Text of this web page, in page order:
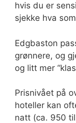
hvis du er
sjekke hva
Edgbaston
grønnere, og
og litt mer
Prisnivået på
hoteller kan
natt (ca. 950